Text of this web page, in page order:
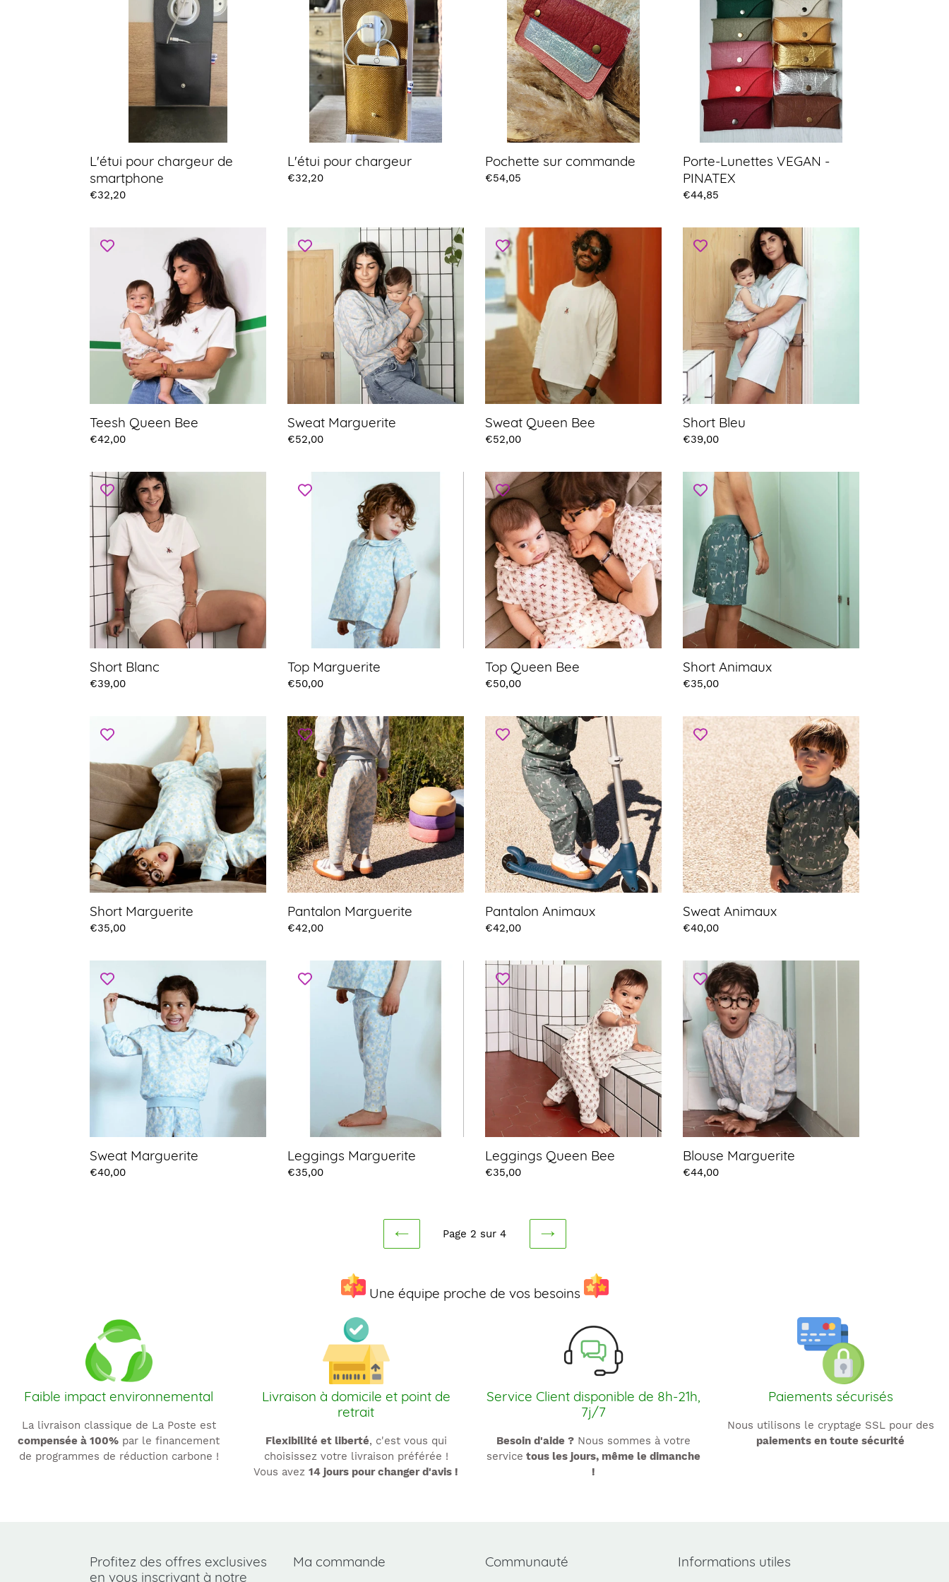
t
i
o
n
:
smartphone
L'étui pour chargeur de
smartphone
Prix
€32,20
chargeur
L'étui pour chargeur
Prix
€32,20
commande
Pochette sur commande
Prix
€54,05
VEGAN
PINATEX
Porte-Lunettes VEGAN -
PINATEX
Prix
€44,85
Queen
Teesh Queen Bee
Prix
€42,00
Marguerite
Sweat Marguerite
Prix
€52,00
Sweat
Queen
Bee
Sweat Queen Bee
Prix
€52,00
Short
Bleu
Short Bleu
Prix
€39,00
Short
Blanc
Short Blanc
Prix
€39,00
Marguerite
Top Marguerite
Prix
€50,00
Top
Queen
Bee
Top Queen Bee
Prix
€50,00
Animaux
Short Animaux
Prix
€35,00
Marguerite
Short Marguerite
Prix
€35,00
Pantalon
Marguerite
Pantalon Marguerite
Prix
€42,00
Pantalon
Animaux
Pantalon Animaux
Prix
€42,00
Sweat
Animaux
Sweat Animaux
Prix
€40,00
Marguerite
Sweat Marguerite
Prix
€40,00
Marguerite
Leggings Marguerite
Prix
€35,00
Leggings
Queen
Leggings Queen Bee
Prix
€35,00
Blouse
Marguerite
Blouse Marguerite
Prix
€44,00
PAGE
Page 2 sur 4
PAGE
Une équipe proche de vos besoins
Faible impact environnemental
La livraison classique de La Poste est
compensée à 100% par le financement
de programmes de réduction carbone !
Livraison à domicile et point de
retrait
Flexibilité et liberté, c'est vous qui
choisissez votre livraison préférée !
Vous avez 14 jours pour changer d'avis !
Service Client disponible de 8h-21h,
7j/7
Besoin d'aide ?Nous sommes à votre
service tous les jours, même le dimanche
!
Paiements sécurisés
Nous utilisons le cryptage SSL pour des
paiements en toute sécurité
Profitez des offres exclusives
en vous inscrivant à notre
Ma commande Communauté Informations utiles